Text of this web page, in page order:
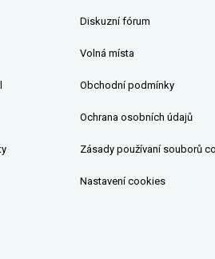
Diskuzní fórum
Volná místa
Obchodní podmínky
Ochrana osobních údajů
Zásady používaní souborů
Nastavení cookies